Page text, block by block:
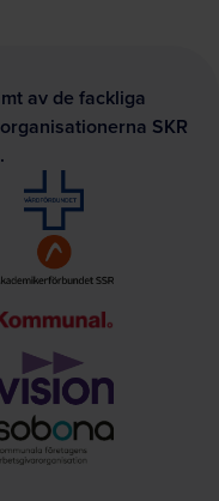
av de fackliga
SKR